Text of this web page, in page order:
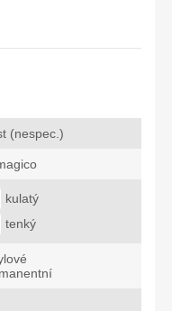
(nespec.)
kulatý
tenký